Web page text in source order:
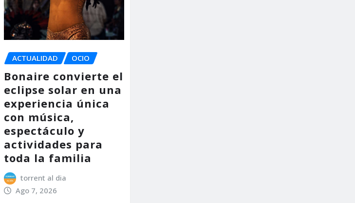
ACTUALIDAD OCIO
Bonaire convierte el
eclipse solar en una
experiencia única
con música,
espectáculo y
actividades para
toda la familia
torrent al dia
Ago 7, 2026